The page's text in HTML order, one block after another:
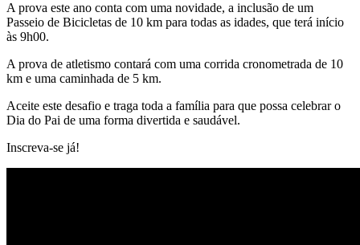
A prova este ano conta com uma novidade, a inclusão de um
Passeio de Bicicletas de 10 km para todas as idades, que terá início
às 9h00.
A prova de atletismo contará com uma corrida cronometrada de 10
km e uma caminhada de 5 km.
Aceite este desafio e traga toda a família para que possa celebrar o
Dia do Pai de uma forma divertida e saudável.
Inscreva-se já!